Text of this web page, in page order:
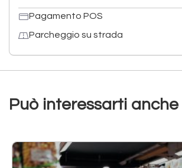
Pagamento POS
Parcheggio su strada
Può interessarti anche